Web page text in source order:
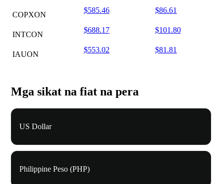
COPXON
$585.46 $86.61
INTCON
$688.17 $101.80
IAUON
$553.02 $81.81
Mga sikat na fiat na pera
US Dollar
Philippine Peso (PHP)